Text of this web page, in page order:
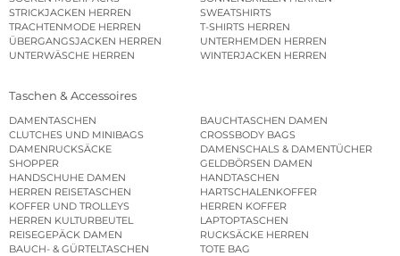
STRICKJACKEN HERREN
SWEATSHIRTS
TRACHTENMODE HERREN
T-SHIRTS HERREN
ÜBERGANGSJACKEN HERREN
UNTERHEMDEN HERREN
UNTERWÄSCHE HERREN
WINTERJACKEN HERREN
Taschen & Accessoires
DAMENTASCHEN
BAUCHTASCHEN DAMEN
CLUTCHES UND MINIBAGS
CROSSBODY BAGS
DAMENRUCKSÄCKE
DAMENSCHALS & DAMENTÜCHER
SHOPPER
GELDBÖRSEN DAMEN
HANDSCHUHE DAMEN
HANDTASCHEN
HERREN REISETASCHEN
HARTSCHALENKOFFER
KOFFER UND TROLLEYS
HERREN KOFFER
HERREN KULTURBEUTEL
LAPTOPTASCHEN
REISEGEPÄCK DAMEN
RUCKSÄCKE HERREN
BAUCH- & GÜRTELTASCHEN
TOTE BAG